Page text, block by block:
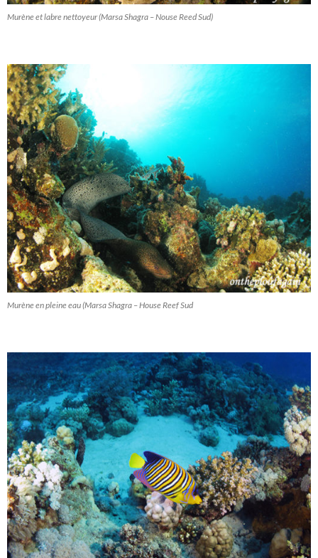
Murène et labre nettoyeur (Marsa Shagra – Nouse Reed Sud)
Murène en pleine eau (Marsa Shagra – House Reef Sud